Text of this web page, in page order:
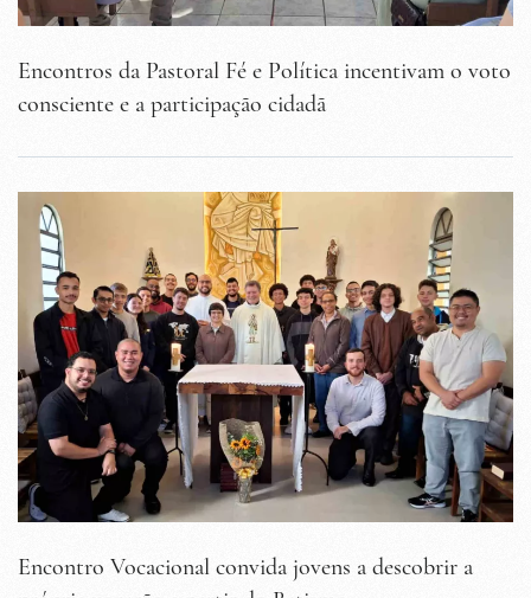
Encontros da Pastoral Fé e Política incentivam o voto
consciente e a participação cidadã
Encontro Vocacional convida jovens a descobrir a